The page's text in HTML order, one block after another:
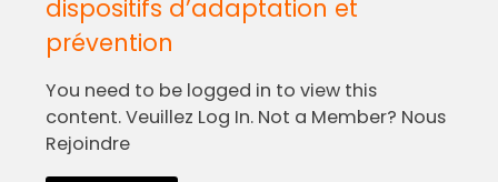
dispositifs d’adaptation et
prévention
You need to be logged in to view this
content. Veuillez Log In. Not a Member? Nous
Rejoindre